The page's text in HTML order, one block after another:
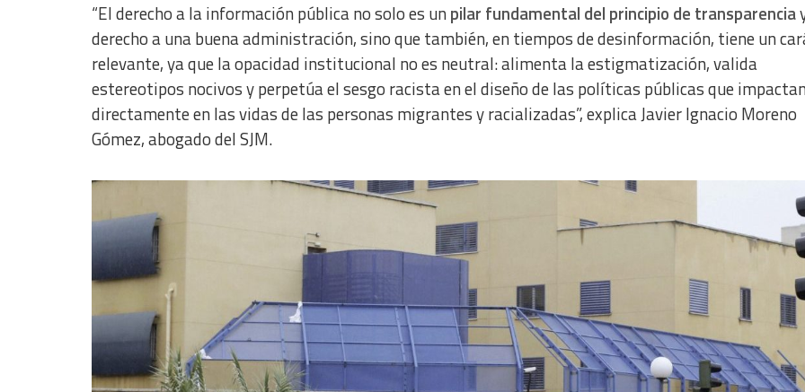
“El derecho a la información pública no solo es unpilar fundamental del principio de transparencia
derecho a una buena administración, sino que también, en tiempos de desinformación, tiene un
relevante, ya que la opacidad institucional no es neutral: alimenta la estigmatización, valida
estereotipos nocivos y perpetúa el sesgo racista en el diseño de las políticas públicas que
directamente en las vidas de las personas migrantes y racializadas”, explica Javier Ignacio Moreno
Gómez, abogado del SJM.
Understand audiences through statistics or combinations of data from different sources
Develop and improve services
Use limited data to select content
IAB Special Features:
Identify devices based on information actively requested
Non-IAB processing purposes:
Advertising